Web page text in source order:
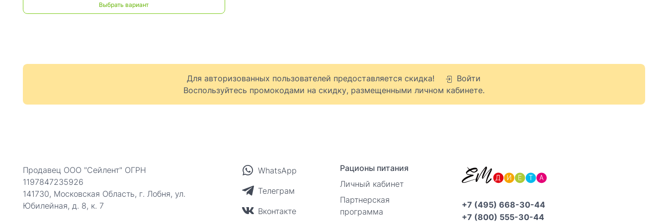
Выбрать вариант
Для авторизованных пользователей предоставляется скидка!
Войти
Воспользуйтесь промокодами на скидку, размещенными личном кабинете.
Продавец ООО "Сейлент" ОГРН
1197847235926
141730, Московская Область, г. Лобня, ул.
Юбилейная, д. 8, к. 7
WhatsApp
Телеграм
Вконтакте
Рационы питания
Личный кабинет
Партнерская
программа
+7 (495) 668-30-44
+7 (800) 555-30-44